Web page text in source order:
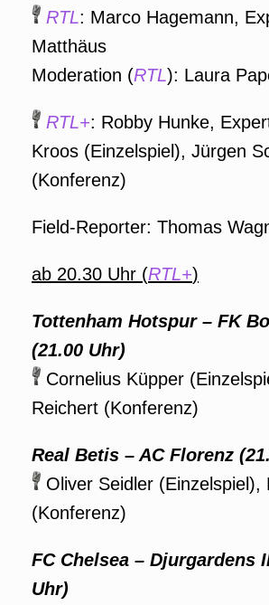
RTL: Marco Hagemann,
Matthäus
Moderation (RTL): Laura
RTL+: Robby Hunke,
Kroos (Einzelspiel), Jürgen
(Konferenz)
Field-Reporter: Thomas
ab 20.30 Uhr (RTL+)
Tottenham Hotspur – FK
(21.00 Uhr)
Cornelius Küpper
Reichert (Konferenz)
Real Betis – AC Florenz
Oliver Seidler (Einzelspiel),
(Konferenz)
FC Chelsea – Djurgardens
Uhr)